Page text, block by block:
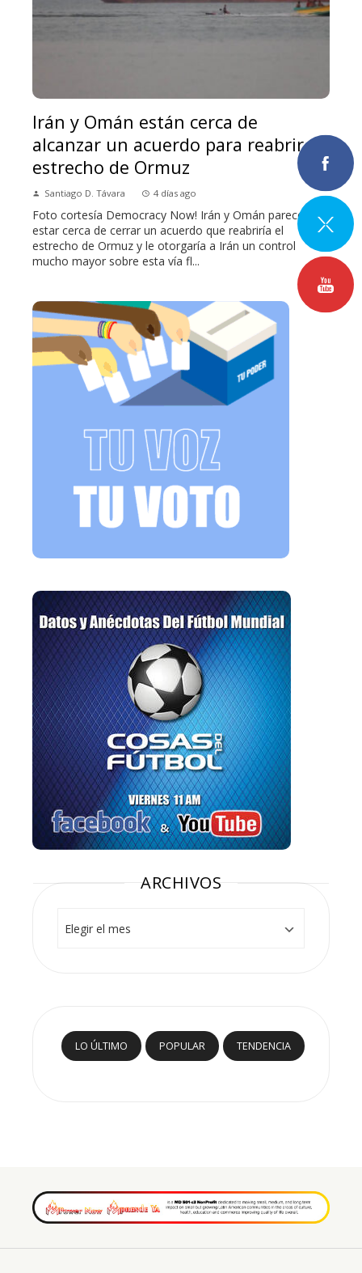
Irán y Omán están cerca de
alcanzar un acuerdo para reabrir el
estrecho de Ormuz
Santiago D. Távara 4 días ago
Foto cortesía Democracy Now! Irán y Omán parecen
estar cerca de cerrar un acuerdo que reabriría el
estrecho de Ormuz y le otorgaría a Irán un control
mucho mayor sobre esta vía fl...
ARCHIVOS
LO ÚLTIMO POPULAR TENDENCIA